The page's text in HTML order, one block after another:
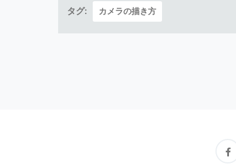
タグ: カメラの描き方